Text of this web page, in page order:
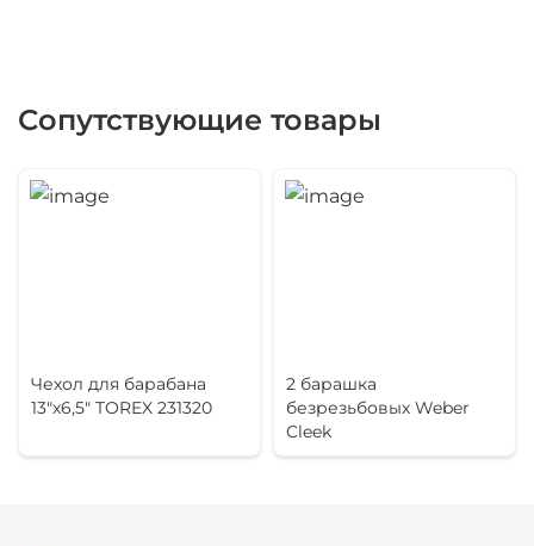
Сопутствующие товары
Чехол для барабана
13"х6,5" TOREX 231320
2 барашка
безрезьбовых Weber
Cleek